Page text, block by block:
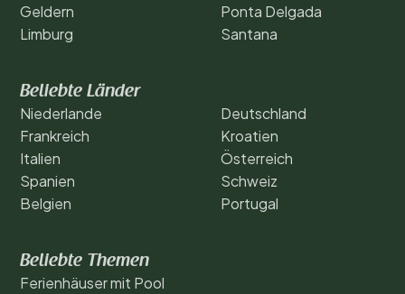
Geldern
Limburg
Ponta Delgada
Santana
Beliebte Länder
Niederlande
Frankreich
Italien
Spanien
Belgien
Deutschland
Kroatien
Österreich
Schweiz
Portugal
Beliebte Themen
Ferienhäuser mit Pool